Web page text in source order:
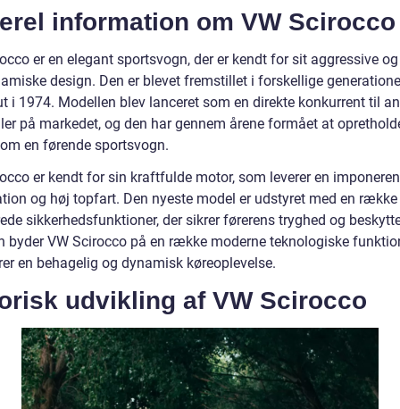
information om VW Scirocco
er en elegant sportsvogn, der er kendt for sit aggressive og
design. Den er blevet fremstillet i forskellige
i 1974. Modellen blev lanceret som en direkte konkurrent til
på markedet, og den har gennem årene formået at
en førende sportsvogn.
er kendt for sin kraftfulde motor, som leverer en
og høj topfart. Den nyeste model er udstyret med en række
sikkerhedsfunktioner, der sikrer førerens tryghed og
byder VW Scirocco på en række moderne teknologiske
en behagelig og dynamisk køreoplevelse.
udvikling af VW Scirocco